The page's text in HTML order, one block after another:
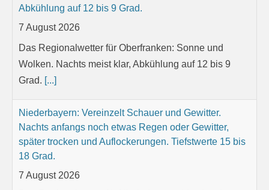
Abkühlung auf 12 bis 9 Grad.
7 August 2026
Das Regionalwetter für Oberfranken: Sonne und
Wolken. Nachts meist klar, Abkühlung auf 12 bis 9
Grad. [...]
Niederbayern: Vereinzelt Schauer und Gewitter.
Nachts anfangs noch etwas Regen oder Gewitter,
später trocken und Auflockerungen. Tiefstwerte 15 bis
18 Grad.
7 August 2026